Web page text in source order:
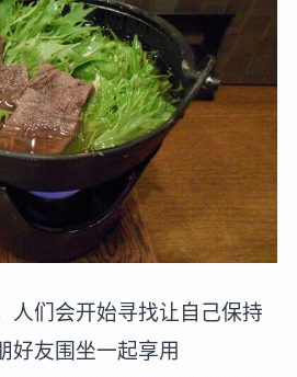
人们会开始寻找让自己保持
好友围坐一起享用